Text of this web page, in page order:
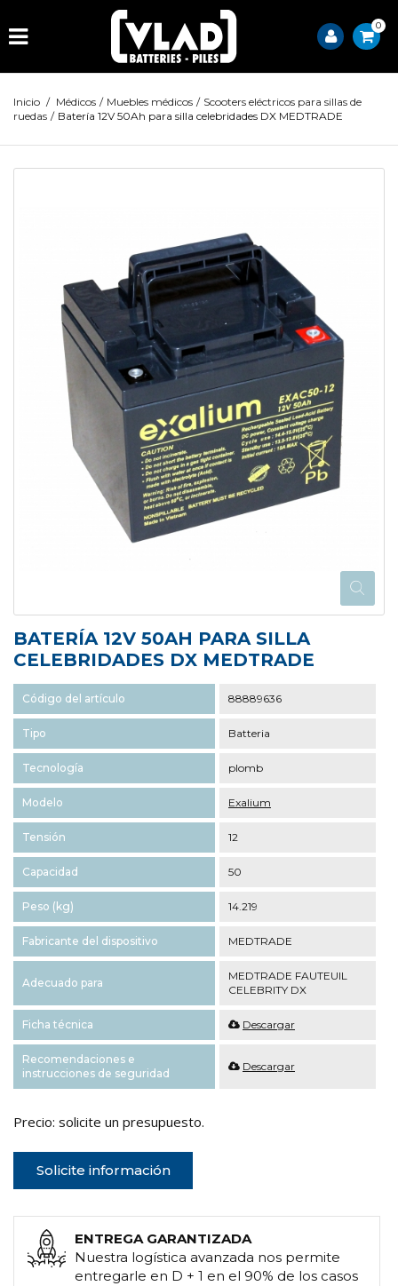
0
Inicio / Médicos / Muebles médicos / Scooters eléctricos para sillas de
ruedas / Batería 12V 50Ah para silla celebridades DX MEDTRADE
BATERÍA 12V 50AH PARA SILLA
CELEBRIDADES DX MEDTRADE
Código del artículo 88889636
Tipo Batteria
Tecnología plomb
Modelo Exalium
Tensión 12
Capacidad 50
Peso (kg) 14.219
Fabricante del dispositivo MEDTRADE
Adecuado para
MEDTRADE FAUTEUIL
CELEBRITY DX
Ficha técnica Descargar
Recomendaciones e
instrucciones de seguridad
Descargar
Precio: solicite un presupuesto.
Solicite información
ENTREGA GARANTIZADA
Nuestra logística avanzada nos permite
entregarle en D + 1 en el 90% de los casos